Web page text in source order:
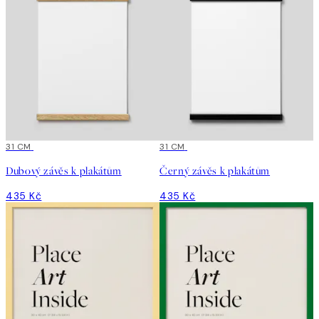
31 CM
Dubový závěs k plakátům
435 Kč
31 CM
Černý závěs k plakátům
435 Kč